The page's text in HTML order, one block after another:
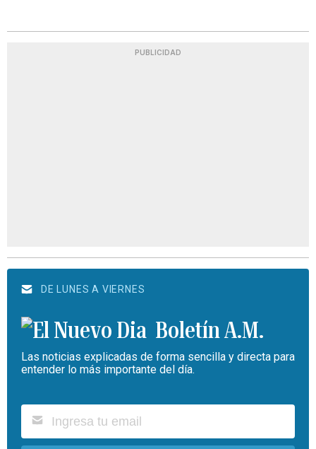
PUBLICIDAD
DE LUNES A VIERNES
Boletín A.M.
Las noticias explicadas de forma sencilla y directa para
entender lo más importante del día.